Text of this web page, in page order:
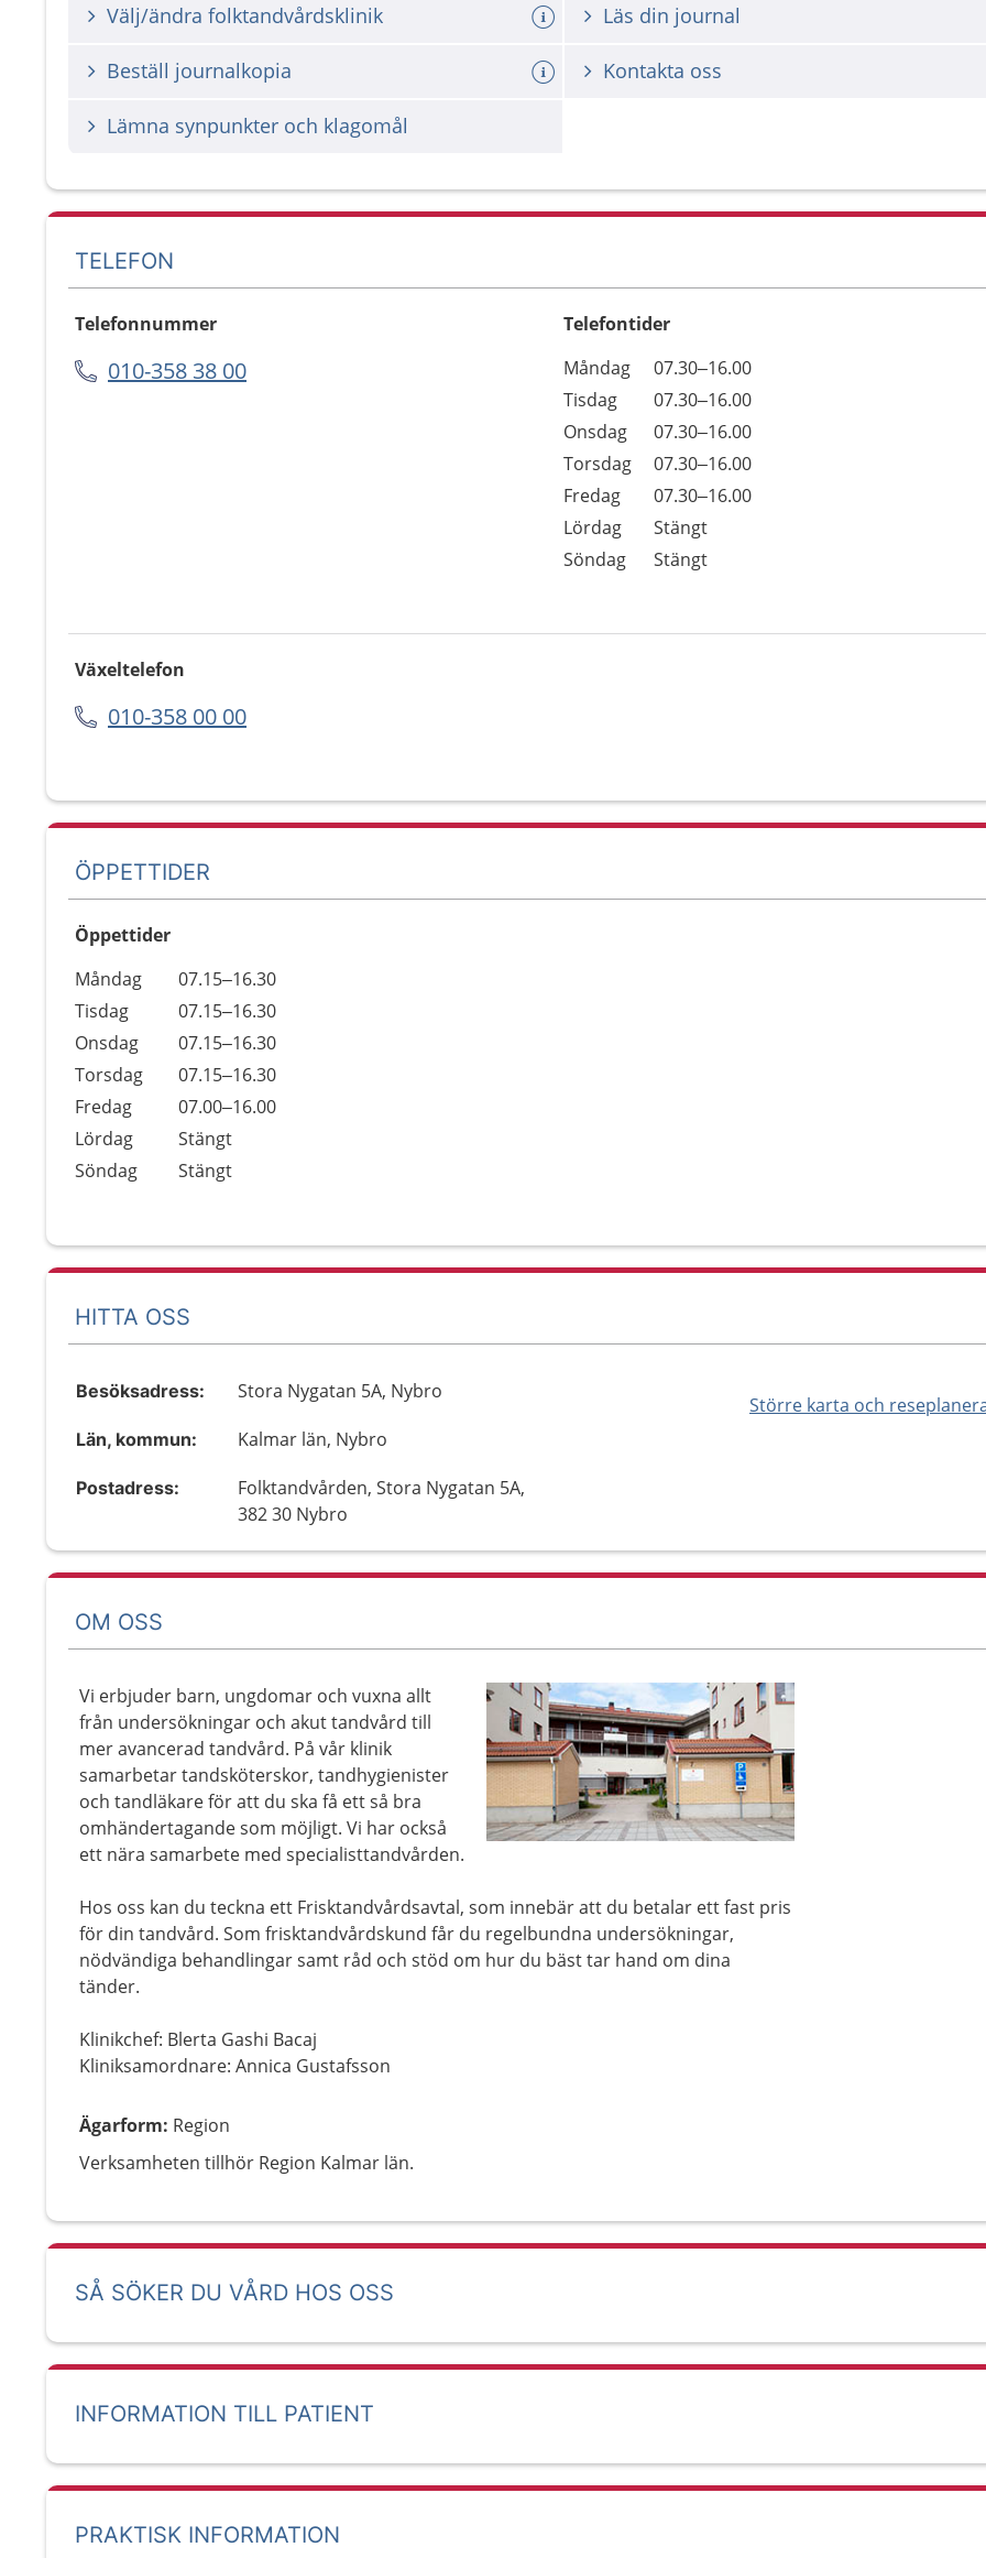
Välj/ändra folktandvårdsklinik Läs din journal
Beställ journalkopia Kontakta oss
Lämna synpunkter och klagomål
TELEFON
Telefonnummer
010-358 38 00
Telefontider
Dag
Öppettider
Kommentarer
Måndag
07.30–16.00
Tisdag
07.30–16.00
Onsdag
07.30–16.00
Torsdag
07.30–16.00
Fredag
07.30–16.00
Lördag
Stängt
Söndag
Stängt
Växeltelefon
010-358 00 00
ÖPPETTIDER
Öppettider
Dag
Öppettider
Kommentarer
Måndag
07.15–16.30
Tisdag
07.15–16.30
Onsdag
07.15–16.30
Torsdag
07.15–16.30
Fredag
07.00–16.00
Lördag
Stängt
Söndag
Stängt
HITTA OSS
Större karta och
Besöksadress: Stora Nygatan 5A, Nybro
Län, kommun: Kalmar län, Nybro
Postadress:
Folktandvården, Stora Nygatan 5A,
382 30 Nybro
OM OSS
Vi erbjuder barn, ungdomar och vuxna allt
från undersökningar och akut tandvård till
mer avancerad tandvård. På vår klinik
samarbetar tandsköterskor, tandhygienister
och tandläkare för att du ska få ett så bra
omhändertagande som möjligt. Vi har också
ett nära samarbete med specialisttandvården.
Hos oss kan du teckna ett Frisktandvårdsavtal, som innebär att du betalar ett fast pris
för din tandvård. Som frisktandvårdskund får du regelbundna undersökningar,
nödvändiga behandlingar samt råd och stöd om hur du bäst tar hand om dina
tänder.
Klinikchef: Blerta Gashi Bacaj
Kliniksamordnare: Annica Gustafsson
Ägarform: Region
Verksamheten tillhör Region Kalmar län.
SÅ SÖKER DU VÅRD HOS OSS
INFORMATION TILL PATIENT
PRAKTISK INFORMATION